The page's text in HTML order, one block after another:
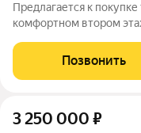
Предлагается к
комфортном втором
детский сад, школа, ЖД
раздельные, есть балкон,
Позвонить
3 250 000 ₽